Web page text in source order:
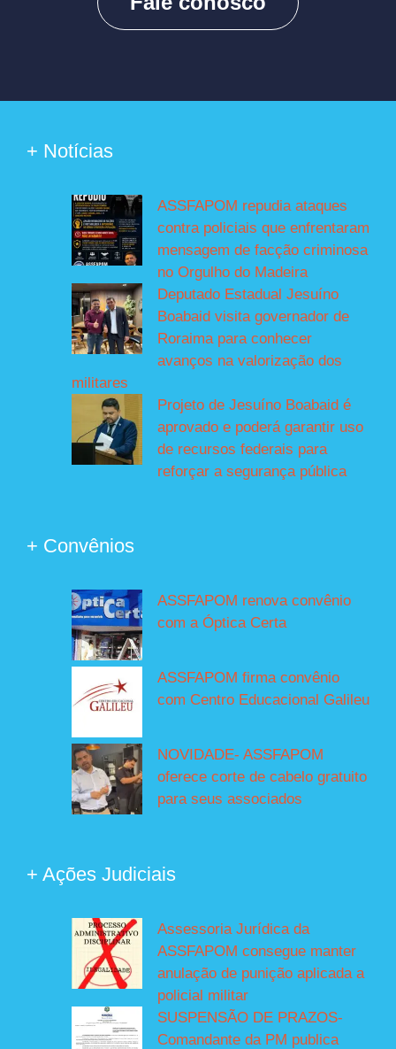
+ Notícias
ASSFAPOM repudia ataques
contra policiais que enfrentaram
mensagem de facção criminosa
no Orgulho do Madeira
Deputado Estadual Jesuíno
Boabaid visita governador de
Roraima para conhecer
avanços na valorização dos
militares
Projeto de Jesuíno Boabaid é
aprovado e poderá garantir uso
de recursos federais para
reforçar a segurança pública
+ Convênios
ASSFAPOM renova convênio
com a Óptica Certa
ASSFAPOM firma convênio
com Centro Educacional Galileu
NOVIDADE- ASSFAPOM
oferece corte de cabelo gratuito
para seus associados
+ Ações Judiciais
Assessoria Jurídica da
ASSFAPOM consegue manter
anulação de punição aplicada a
policial militar
SUSPENSÃO DE PRAZOS-
Comandante da PM publica